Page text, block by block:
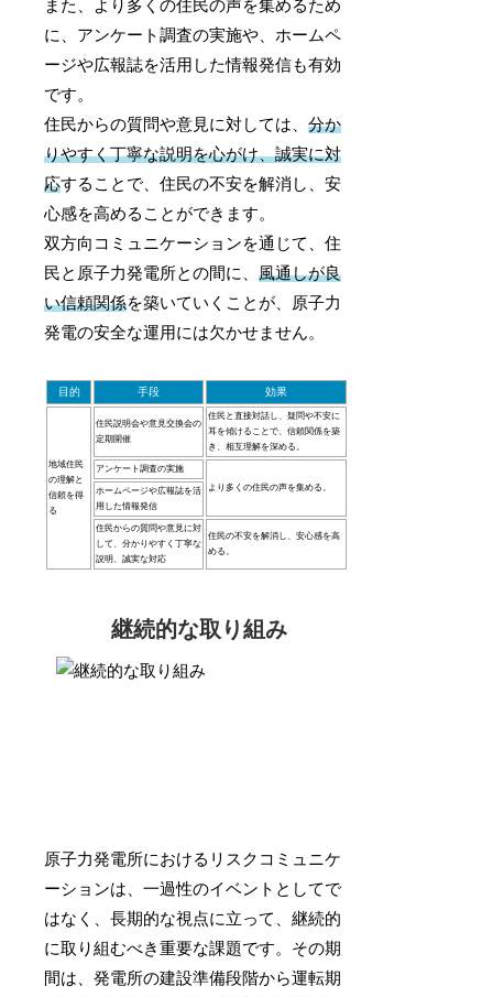
また、より多くの住民の声を集めるため
に、アンケート調査の実施や、ホームペ
ージや広報誌を活用した情報発信も有効
です。
住民からの質問や意見に対しては、分か
りやすく丁寧な説明を心がけ、誠実に対
応することで、住民の不安を解消し、安
心感を高めることができます。
双方向コミュニケーションを通じて、住
民と原子力発電所との間に、風通しが良
い信頼関係を築いていくことが、原子力
発電の安全な運用には欠かせません。
目的 手段 効果
地域住民
の理解と
信頼を得
る
住民説明会や意見交換会の
定期開催
住民と直接対話し、疑問や不安に
耳を傾けることで、信頼関係を築
き、相互理解を深める。
アンケート調査の実施
より多くの住民の声を集める。
ホームページや広報誌を活
用した情報発信
住民からの質問や意見に対
して、分かりやすく丁寧な
説明、誠実な対応
住民の不安を解消し、安心感を高
める。
継続的な取り組み
原子力発電所におけるリスクコミュニケ
ーションは、一過性のイベントとしてで
はなく、長期的な視点に立って、継続的
に取り組むべき重要な課題です。その期
間は、発電所の建設準備段階から運転期